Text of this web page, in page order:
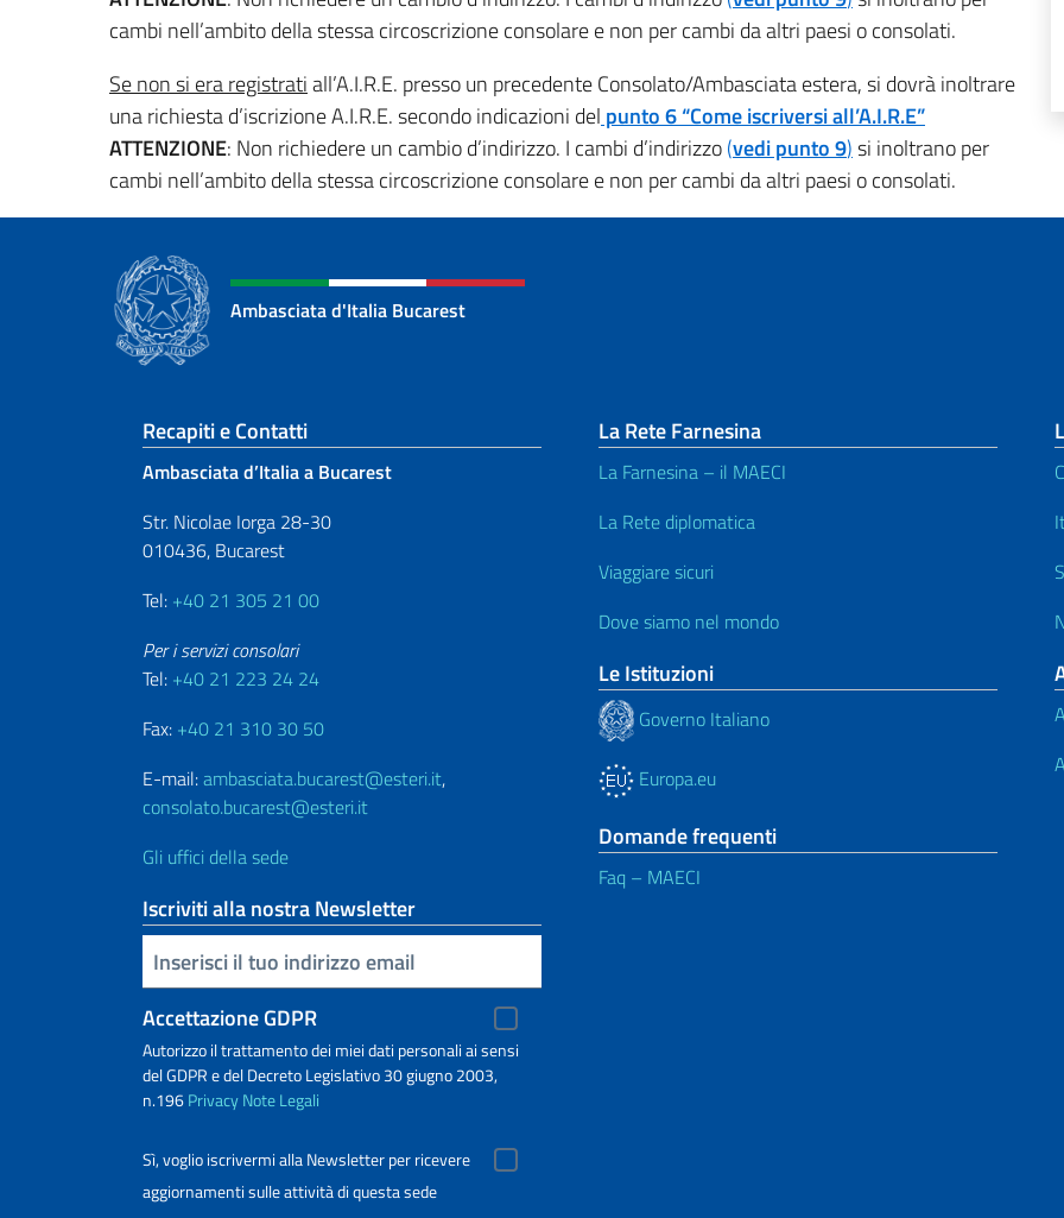
cambi nell’ambito della stessa circoscrizione consolare e non per cambi da altri paesi o consolati.
Se non si era registratiall’A.I.R.E. presso un precedente Consolato/Ambasciata estera, si dovrà inoltrare
una richiesta d’iscrizione A.I.R.E. secondo indicazioni del punto 6 “Come iscriversi all’A.I.R.E”
ATTENZIONE: Non richiedere un cambio d’indirizzo. I cambi d’indirizzo(vedi punto 9)si inoltrano per
cambi nell’ambito della stessa circoscrizione consolare e non per cambi da altri paesi o consolati.
Ambasciata d'Italia Bucarest
Sezione footer
Recapiti e Contatti
Ambasciata d’Italia a Bucarest
Str. Nicolae Iorga 28-30
010436, Bucarest
Tel: +40 21 305 21 00
Per i servizi consolari
Tel: +40 21 223 24 24
Fax: +40 21 310 30 50
E-mail:ambasciata.bucarest@esteri.it,
consolato.bucarest@esteri.it
Gli uffici della sede
Iscriviti alla nostra Newsletter
Inserisci la tua email
Accettazione GDPR
Autorizzo il trattamento dei miei dati personali ai sensi
del GDPR e del Decreto Legislativo 30 giugno 2003,
n.196PrivacyNote Legali
Sì, voglio iscrivermi alla Newsletter per ricevere
aggiornamenti sulle attività di questa sede
La Rete Farnesina
La Farnesina – il MAECI
La Rete diplomatica
Viaggiare sicuri
Dove siamo nel mondo
Le Istituzioni
Governo Italiano
Europa.eu
Domande frequenti
Faq – MAECI